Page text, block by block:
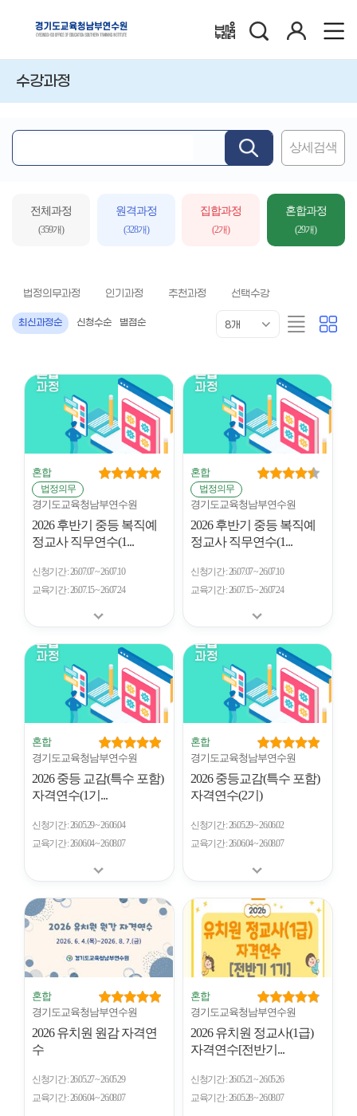
배움누리터
수강과정
심
상세검색
전체과정
(359개)
원격과정
(328개)
집합과정
(2개)
혼합과정
(29개)
법정의무과정 인기과정 추천과정 선택수강
최신과정순 신청수순 별점순
개
수
8개
리
스
카
드
혼합
법정의무
경기도교육청남부연수원
2026 후반기 중등 복직예
정교사 직무연수(1...
신청기간 26.07.07 ~ 26.07.10
교육기간 26.07.15 ~ 26.07.24
혼합
법정의무
경기도교육청남부연수원
2026 후반기 중등 복직예
정교사 직무연수(1...
신청기간 26.07.07 ~ 26.07.10
교육기간 26.07.15 ~ 26.07.24
혼합
경기도교육청남부연수원
2026 중등 교감(특수 포함)
자격연수(1기...
신청기간 26.05.29 ~ 26.06.04
교육기간 26.06.04 ~ 26.08.07
혼합
경기도교육청남부연수원
2026 중등교감(특수 포함)
자격연수(2기)
신청기간 26.05.29 ~ 26.06.02
교육기간 26.06.04 ~ 26.08.07
혼합
경기도교육청남부연수원
2026 유치원 원감 자격연
수
신청기간 26.05.27 ~ 26.05.29
교육기간 26.06.04 ~ 26.08.07
혼합
경기도교육청남부연수원
2026 유치원 정교사(1급)
자격연수[전반기...
신청기간 26.05.21 ~ 26.05.26
교육기간 26.05.28 ~ 26.08.07